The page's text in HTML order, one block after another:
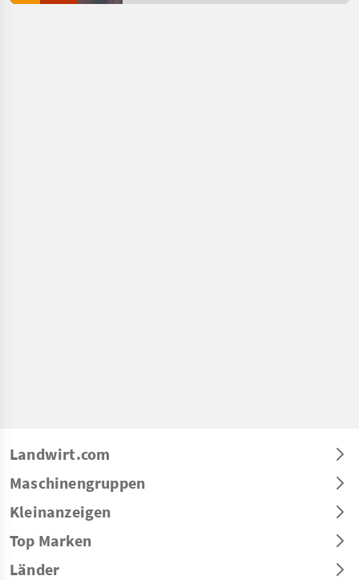
interna / Macchinari
Landwirt.com
Maschinengruppen
Kleinanzeigen
Top Marken
Länder